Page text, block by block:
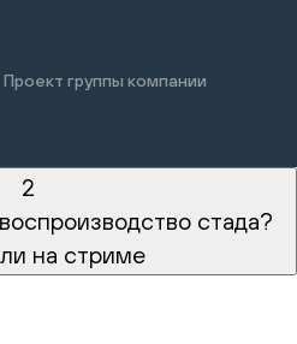
группы компании
2
стада?
на стриме